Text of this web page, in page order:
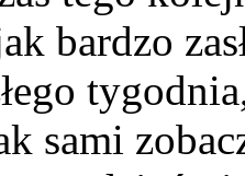
bardzo
sami